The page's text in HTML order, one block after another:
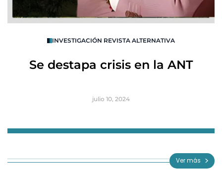
INVESTIGACIÓN REVISTA ALTERNATIVA
Se destapa crisis en la ANT
julio 10, 2024
3
Ver más